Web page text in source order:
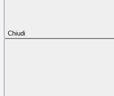
Chiudi